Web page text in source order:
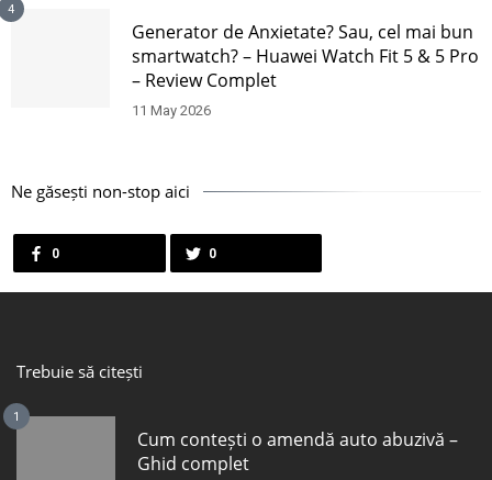
4
Generator de Anxietate? Sau, cel mai bun
smartwatch? – Huawei Watch Fit 5 & 5 Pro
– Review Complet
11 May 2026
Ne găsești non-stop aici
0 0
Trebuie să citești
1
Cum contești o amendă auto abuzivă –
Ghid complet